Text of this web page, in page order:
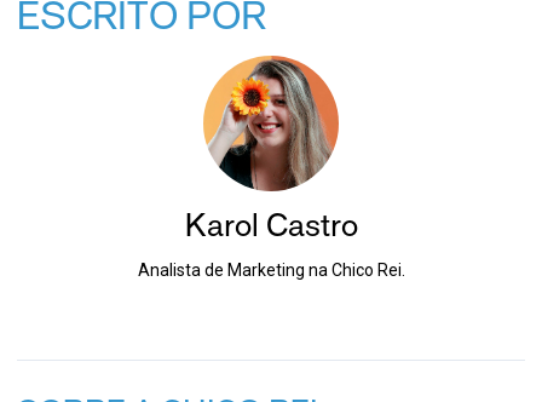
ESCRITO POR
Karol Castro
Analista de Marketing na Chico Rei.